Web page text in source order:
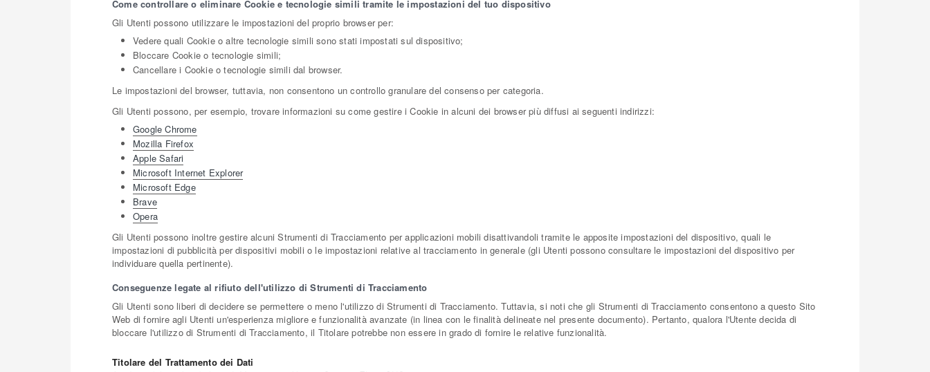
Come controllare o eliminare Cookie e tecnologie simili tramite le impostazioni del tuo dispositivo
Gli Utenti possono utilizzare le impostazioni del proprio browser per:
Vedere quali Cookie o altre tecnologie simili sono stati impostati sul dispositivo;
Bloccare Cookie o tecnologie simili;
Cancellare i Cookie o tecnologie simili dal browser.
Le impostazioni del browser, tuttavia, non consentono un controllo granulare del consenso per categoria.
Gli Utenti possono, per esempio, trovare informazioni su come gestire i Cookie in alcuni dei browser più diffusi ai seguenti indirizzi:
Google Chrome
Mozilla Firefox
Apple Safari
Microsoft Internet Explorer
Microsoft Edge
Brave
Opera
Gli Utenti possono inoltre gestire alcuni Strumenti di Tracciamento per applicazioni mobili disattivandoli tramite le apposite impostazioni del dispositivo, quali le
impostazioni di pubblicità per dispositivi mobili o le impostazioni relative al tracciamento in generale (gli Utenti possono consultare le impostazioni del dispositivo per
individuare quella pertinente).
Conseguenze legate al rifiuto dell'utilizzo di Strumenti di Tracciamento
Gli Utenti sono liberi di decidere se permettere o meno l'utilizzo di Strumenti di Tracciamento. Tuttavia, si noti che gli Strumenti di Tracciamento consentono a questo Sito
Web di fornire agli Utenti un'esperienza migliore e funzionalità avanzate (in linea con le finalità delineate nel presente documento). Pertanto, qualora l'Utente decida di
bloccare l'utilizzo di Strumenti di Tracciamento, il Titolare potrebbe non essere in grado di fornire le relative funzionalità.
Titolare del Trattamento dei Dati